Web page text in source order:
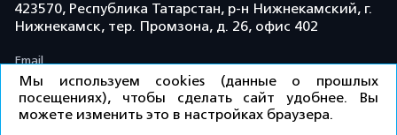
423570, Республика Татарстан, р-н Нижнекамский, г.
Нижнекамск, тер. Промзона, д. 26, офис 402
Email
info@td-kama.com
Мы используем cookies (данные о прошлых
посещениях), чтобы сделать сайт удобнее. Вы
можете изменить это в настройках браузера.